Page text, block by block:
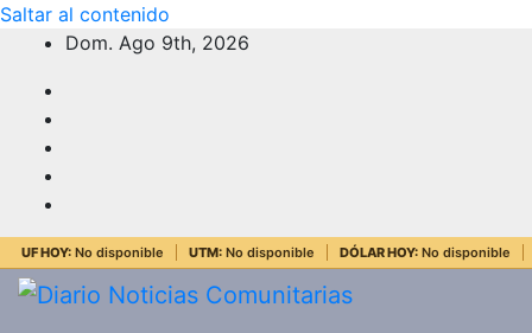
Saltar al contenido
Dom. Ago 9th, 2026
UF HOY: No disponible UTM: No disponible DÓLAR HOY: No disponible